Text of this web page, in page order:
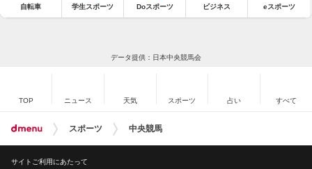
自転車 学生スポーツ Doスポーツ ビジネス eスポーツ
データ提供：日本中央競馬会
TOP ニュース 天気 スポーツ 占い すべて
スポーツ 中央競馬
サイトご利用にあたって